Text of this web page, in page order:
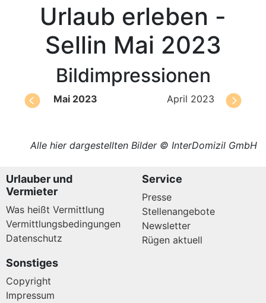
Urlaub erleben -
Sellin Mai 2023
Bildimpressionen
Mai 2023 April 2023
Alle hier dargestellten Bilder © InterDomizil GmbH
Urlauber und
Vermieter
Was heißt Vermittlung
Vermittlungsbedingungen
Datenschutz
Service
Presse
Stellenangebote
Newsletter
Rügen aktuell
Sonstiges
Copyright
Impressum